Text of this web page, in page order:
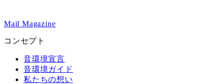
Mail Magazine
コンセプト
音環境宣言
音環境ガイド
私たちの想い